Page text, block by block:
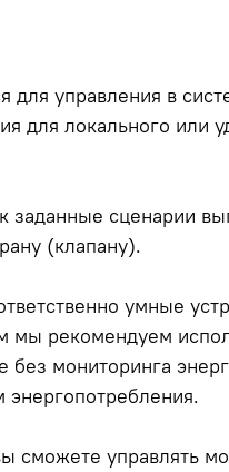
управления в
для локального или
заданные сценарии
(клапану).
умные
мы рекомендуем
мониторинга
сможете управлять